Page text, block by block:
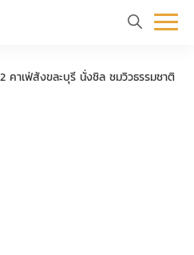
หน้า
แรก
ข้อมูลที่
ตัว
คาเฟ่สังขละบุรี นั่งชิล ชมวิวธรรมชาติ